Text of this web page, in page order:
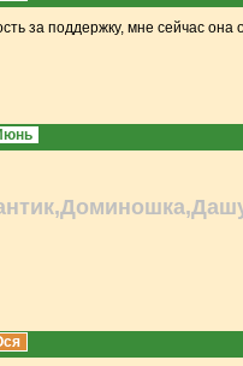
за поддержку, мне сейчас она